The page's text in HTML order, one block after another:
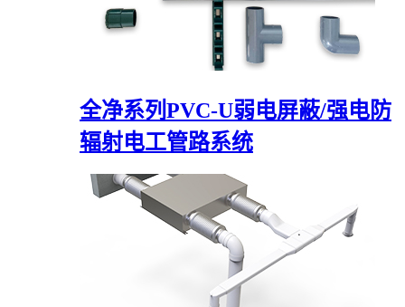
全净系列PVC-U弱电屏蔽/强电防
辐射电工管路系统